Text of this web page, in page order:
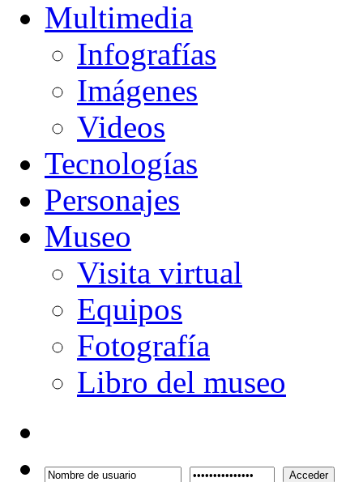
Multimedia
Infografías
Imágenes
Videos
Tecnologías
Personajes
Museo
Visita virtual
Equipos
Fotografía
Libro del museo
Acceder